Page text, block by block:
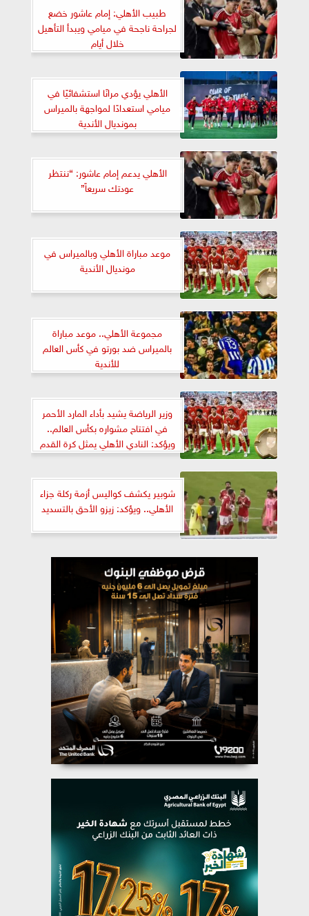
طبيب الأهلي: إمام عاشور خضع
لجراحة ناجحة في ميامي ويبدأ التأهيل
خلال أيام
الأهلي يؤدي مرانًا استشفائيًا في
ميامي استعدادًا لمواجهة بالميراس
بمونديال الأندية
الأهلي يدعم إمام عاشور: “ننتظر
عودتك سريعاً”
موعد مباراة الأهلي وبالميراس في
مونديال الأندية
مجموعة الأهلي.. موعد مباراة
بالميراس ضد بورتو في كأس العالم
للأندية
وزير الرياضة يشيد بأداء المارد الأحمر
في افتتاح مشواره بكأس العالم..
ويؤكد: النادي الأهلي يمثل كرة القدم
المصرية
شوبير يكشف كواليس أزمة ركلة جزاء
الأهلي.. ويؤكد: زيزو الأحق بالتسديد